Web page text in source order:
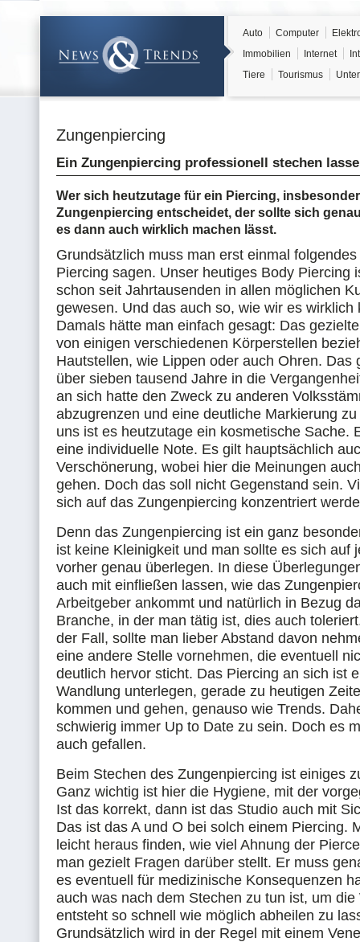
Auto Computer
Immobilien
Internet
Tiere
Tourismus
Zungenpiercing
Ein Zungenpiercing professionell stechen
Wer sich heutzutage für ein Piercing,
Zungenpiercing entscheidet, der sollte sich
es dann auch wirklich machen lässt.
Grundsätzlich muss man erst einmal
Piercing sagen. Unser heutiges Body Piercing
schon seit Jahrtausenden in allen möglichen
gewesen. Und das auch so, wie wir es wirklich
Damals hätte man einfach gesagt: Das
von einigen verschiedenen Körperstellen
Hautstellen, wie Lippen oder auch Ohren. Das
über sieben tausend Jahre in die
an sich hatte den Zweck zu anderen
abzugrenzen und eine deutliche Markierung
uns ist es heutzutage ein kosmetische Sache.
eine individuelle Note. Es gilt hauptsächlich
Verschönerung, wobei hier die Meinungen
gehen. Doch das soll nicht Gegenstand sein.
sich auf das Zungenpiercing konzentriert
Denn das Zungenpiercing ist ein ganz
ist keine Kleinigkeit und man sollte es sich auf
vorher genau überlegen. In diese
auch mit einfließen lassen, wie das
Arbeitgeber ankommt und natürlich in Bezug
Branche, in der man tätig ist, dies auch
der Fall, sollte man lieber Abstand davon
eine andere Stelle vornehmen, die eventuell
deutlich hervor sticht. Das Piercing an sich ist
Wandlung unterlegen, gerade zu heutigen
kommen und gehen, genauso wie Trends.
schwierig immer Up to Date zu sein. Doch es
auch gefallen.
Beim Stechen des Zungenpiercing ist einiges
Ganz wichtig ist hier die Hygiene, mit der
Ist das korrekt, dann ist das Studio auch mit
Das ist das A und O bei solch einem Piercing.
leicht heraus finden, wie viel Ahnung der
man gezielt Fragen darüber stellt. Er muss
es eventuell für medizinische Konsequenzen
auch was nach dem Stechen zu tun ist, um die
entsteht so schnell wie möglich abheilen zu
Grundsätzlich wird in der Regel mit einem